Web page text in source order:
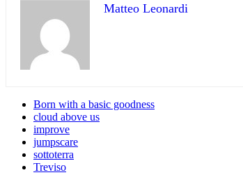
Matteo Leonardi
Born with a basic goodness
cloud above us
improve
jumpscare
sottoterra
Treviso